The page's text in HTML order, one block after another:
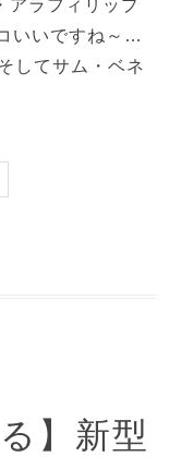
アラフィリップ
いいですね～…
してサム・ベネ
】新型